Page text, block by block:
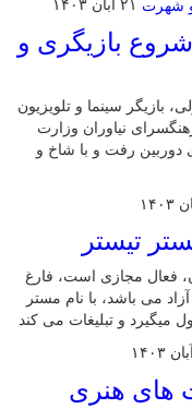
۲۱ آبان ۱۴۰۳
بازیگری و
بهمن ۱۳۴۷ در بندرانزلی، بازیگر سینما و تلویزیون
نیاوران وزارت
در ۲۵ سالگی جلوی دوربین رفت و با شاخ و
تیستر
بهمن ۱۳۵۶ در انگلستان، فعال مجازی است، فارغ
می باشد، با نام مستر
میگیرد و تبلیغات می کند
های هنری